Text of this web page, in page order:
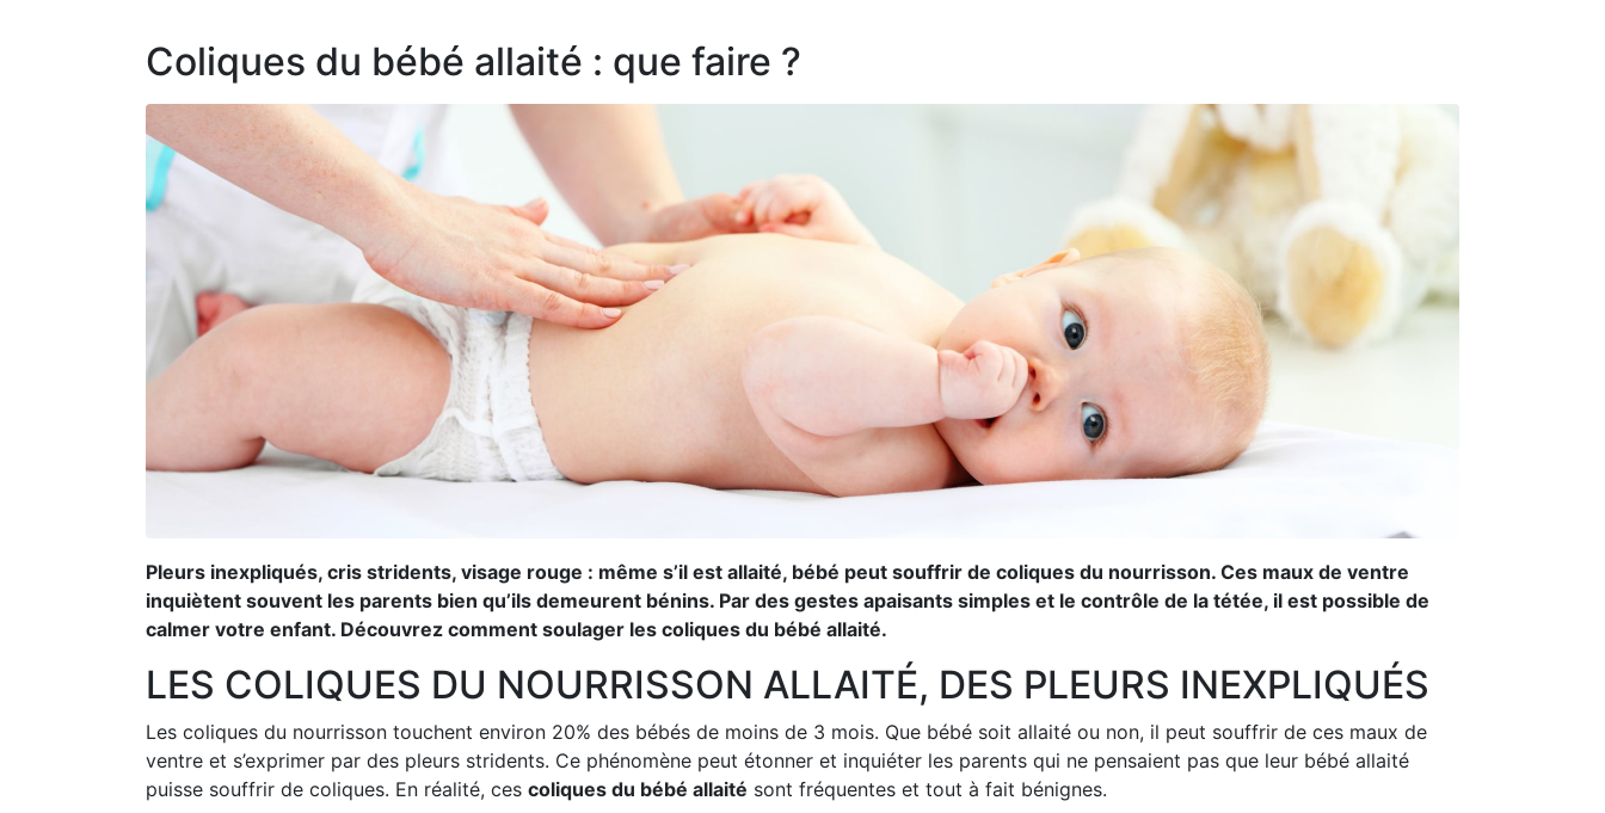
Coliques du bébé allaité : que faire ?
Pleurs inexpliqués, cris stridents, visage rouge : même s’il est allaité, bébé peut souffrir de coliques du nourrisson. Ces maux de ventre
inquiètent souvent les parents bien qu’ils demeurent bénins. Par des gestes apaisants simples et le contrôle de la tétée, il est possible de
calmer votre enfant. Découvrez comment soulager les coliques du bébé allaité.
LES COLIQUES DU NOURRISSON ALLAITÉ, DES PLEURS INEXPLIQUÉS
Les coliques du nourrisson touchent environ 20% des bébés de moins de 3 mois. Que bébé soit allaité ou non, il peut souffrir de ces maux de
ventre et s’exprimer par des pleurs stridents. Ce phénomène peut étonner et inquiéter les parents qui ne pensaient pas que leur bébé allaité
puisse souffrir de coliques. En réalité, ces coliques du bébé allaité sont fréquentes et tout à fait bénignes.